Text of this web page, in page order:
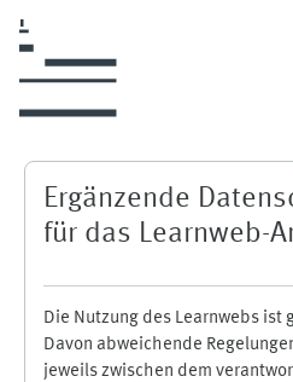
Ergänzende
für das Learnweb-
Die Nutzung des Learnwebs
Davon abweichende
jeweils zwischen dem